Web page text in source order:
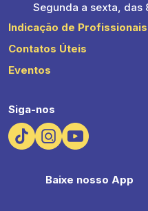
Segunda a sexta, das
Indicação de Profissionais
Contatos Úteis
Eventos
Siga-nos
Baixe nosso App